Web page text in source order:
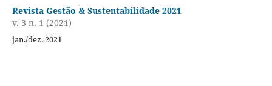
Revista Gestão & Sustentabilidade 2021
v. 3 n. 1 (2021)
jan./dez. 2021